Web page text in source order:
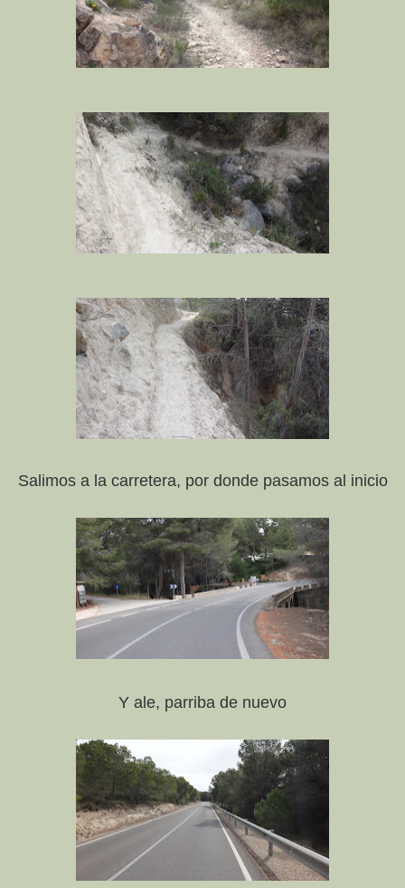
Salimos a la carretera, por donde pasamos al inicio
Y ale, parriba de nuevo